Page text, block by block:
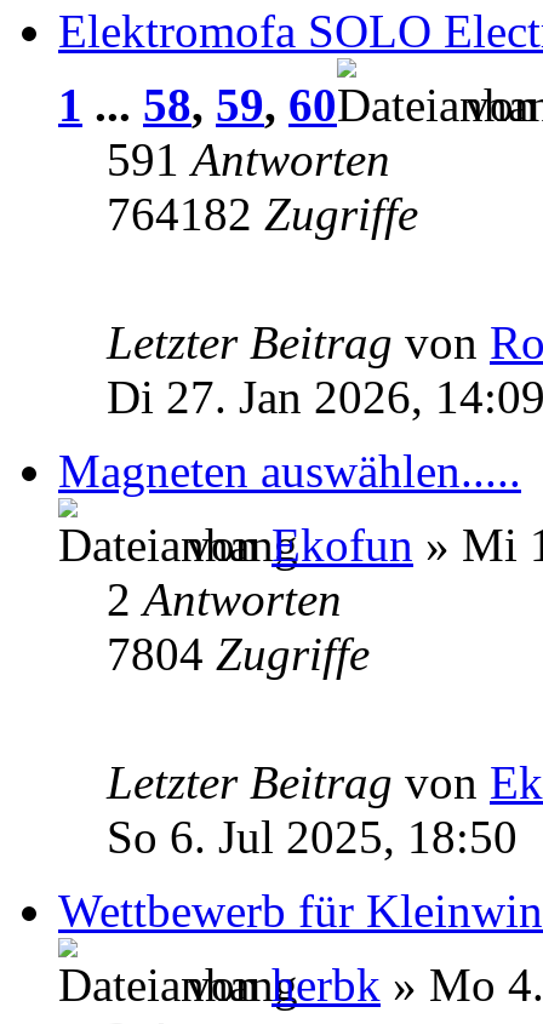
Elektromofa SOLO
1 ... 58, 59, 60
591Antworten
764182 Zugriffe
Letzter Beitrag von
Di 27. Jan 2026,
Magneten auswählen.....
vonEkofun » Mi
2Antworten
7804 Zugriffe
Letzter Beitrag von
So 6. Jul 2025, 18:50
Wettbewerb für
vonherbk » Mo